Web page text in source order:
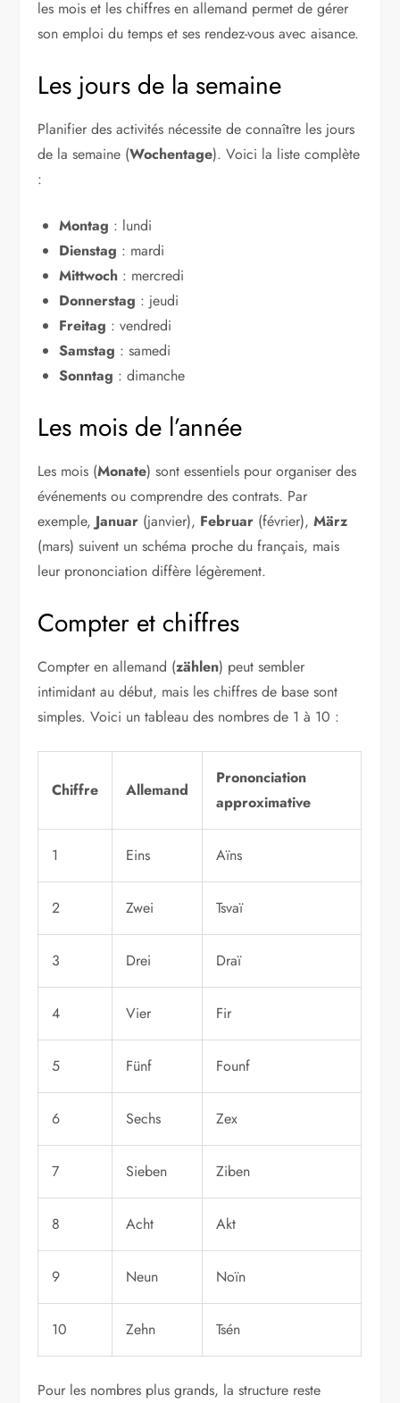
les mois et les chiffres en allemand permet de gérer
son emploi du temps et ses rendez-vous avec aisance.
Les jours de la semaine
Planifier des activités nécessite de connaître les jours
de la semaine (Wochentage). Voici la liste complète
:
Montag : lundi
Dienstag : mardi
Mittwoch : mercredi
Donnerstag : jeudi
Freitag : vendredi
Samstag : samedi
Sonntag : dimanche
Les mois de l’année
Les mois (Monate) sont essentiels pour organiser des
événements ou comprendre des contrats. Par
exemple, Januar (janvier), Februar (février),März
(mars) suivent un schéma proche du français, mais
leur prononciation diffère légèrement.
Compter et chiffres
Compter en allemand (zählen) peut sembler
intimidant au début, mais les chiffres de base sont
simples. Voici un tableau des nombres de 1 à 10 :
Chiffre Allemand
Prononciation
approximative
1 Eins Aïns
2 Zwei Tsvaï
3 Drei Draï
4 Vier Fir
5 Fünf Founf
6 Sechs Zex
7 Sieben Ziben
8 Acht Akt
9 Neun Noïn
10 Zehn Tsén
Pour les nombres plus grands, la structure reste